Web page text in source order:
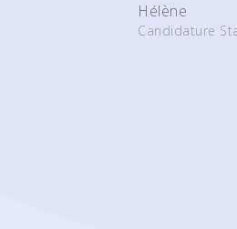
Hélène
Candidature